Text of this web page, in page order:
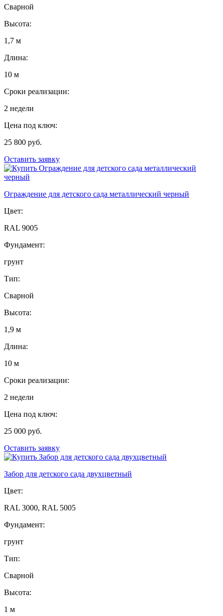
Сварной
Высота:
1,7 м
Длина:
10 м
Сроки реализации:
2 недели
Цена под ключ:
25 800 руб.
Оставить заявку
Ограждение для детского сада металлический черный
Цвет:
RAL 9005
Фундамент:
грунт
Тип:
Сварной
Высота:
1,9 м
Длина:
10 м
Сроки реализации:
2 недели
Цена под ключ:
25 000 руб.
Оставить заявку
Забор для детского сада двухцветный
Цвет:
RAL 3000, RAL 5005
Фундамент:
грунт
Тип:
Сварной
Высота:
1 м